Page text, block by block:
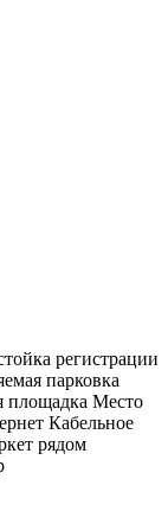
регистрации
парковка
площадка Место
Кабельное
рядом